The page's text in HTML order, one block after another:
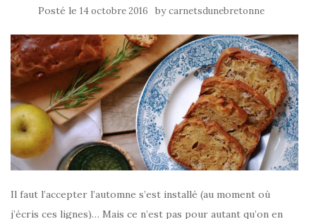
Posté le 14 octobre 2016 bycarnetsdunebretonne
Il faut l’accepter l’automne s’est installé (au moment où
j’écris ces lignes)… Mais ce n’est pas pour autant qu’on en